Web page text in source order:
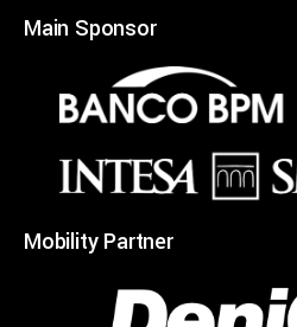
Main Sponsor
Mobility Partner